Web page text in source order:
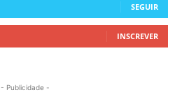
SEGUIR
INSCREVER
- Publicidade -